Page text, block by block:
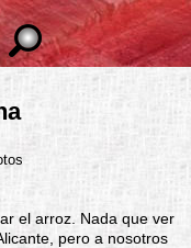
el arroz. Nada que ver
pero a nosotros